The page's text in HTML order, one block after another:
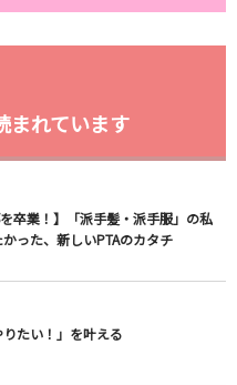
まれています
を卒業！】「派手髪・派手服」の私
った、新しいPTAのカタチ
たい！」を叶える